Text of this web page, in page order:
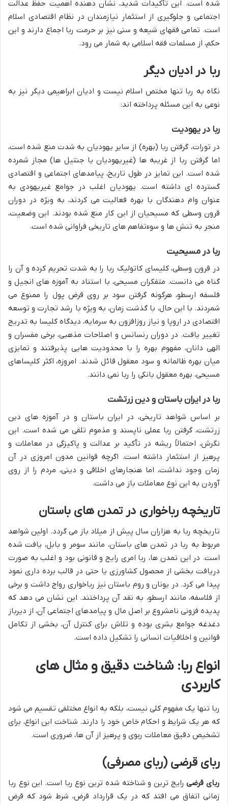
شده است. این تأکیدات شدید، نشان دهنده اهمیت حفظ عدالت
اجتماعی و جلوگیری از استثمار نیازمندان در نظام اقتصادی اسلام
است. تمامی فقهای شیعه و سنی نیز بر حرمت ربا اجماع دارند و این
حکم، از مسلمات فقه اسلامی به شمار می رود.
ربا در ادیان دیگر
نگاه به ربا تنها مختص اسلام نیست و ادیان ابراهیمی دیگر نیز به
نوعی به این مسئله پرداخته اند:
ربا در یهودیت
در تورات، گرفتن ربا (بهره) از سایر یهودیان به شدت منع شده است،
اما گرفتن ربا از غریبه ها (غیریهودیان یا جنتیل ها) مجاز شمرده
شده است. این تمایز در طول تاریخ، پیامدهای اجتماعی و اقتصادی
گسترده ای داشته است. یهودیان اغلب در جوامع غیریهودی به
عنوان وام دهندگان با بهره فعالیت می کردند، به ویژه در دوران
قرون وسطی که مسیحیان از این کار منع شده بودند. این وضعیت،
منجر به تنش ها و سوءتفاهم های تاریخی فراوانی شده است.
ربا در مسیحیت
در قرون وسطی، کلیسای کاتولیک ربا را به شدت تحریم کرده و آن را
گناه می دانست. متفکران مسیحی، با استناد به آموزه های انجیل و
فلسفه ارسطو، هرگونه گرفتن سود بر روی قرض پول را ممنوع می
شمردند. با این حال، با گذشت زمان، به ویژه با رشد تجارت و توسعه
اقتصادی در اروپا و نیاز روزافزون به سرمایه، دیدگاه کلیسا به تدریج
تغییر یافت. در دوران رنسانس و اصلاحات مذهبی، برخی مفسران و
الهی دانان، مفهوم بهره را با محدودیت هایی پذیرفتند و تمایزی
میان بهره ظالمانه و سود معقول قائل شدند. امروزه، اکثر کلیساهای
مسیحی، بهره معقول بانکی را ربا نمی دانند.
ربا در ایران باستان و دین زرتشت
بر اساس شواهد تاریخی، در ایران باستان و در آموزه های دین
زرتشت، گرفتن ربا عملی ناپسند و مذموم تلقی می شده است. این
نگرش، احتمالاً ریشه در تأکید بر عدالت و پاکیزگی در معاملات و
پرهیز از استثمار داشته است. اگرچه قوانین مدون امروزی در آن
زمان وجود نداشت، اما هنجارهای اخلاقی و دینی، مردم را از روی
آوردن به این نوع معاملات باز می داشت.
تاریخچه رباخواری در تمدن های باستان
تاریخچه ربا به هزاران سال پیش از میلاد باز می گردد. اولین شواهد
مربوط به ربا در تمدن های باستان، مانند سومر و بابل، یافت شده
است. در این تمدن ها، ربا امری رایج و قانونی بود و اغلب به صورت
دریافت بخشی از محصول کشاورزی یا حتی در قالب برده داری نمود
پیدا می کرد. در یونان و روم باستان نیز رباخواری رواج داشت و برخی
از فلاسفه، مانند ارسطو، به نقد آن پرداختند. این نشان می دهد که
پدیده فزونی نامشروع بر اصل مال و پیامدهای اجتماعی آن، از دیرباز
دغدغه جوامع بشری بوده و تلاش برای کنترل آن، بخشی از تکامل
قوانین و اخلاقیات انسانی را تشکیل داده است.
انواع ربا: شناخت دقیق و مثال های
کاربردی
ربا تنها یک مفهوم کلی نیست، بلکه به انواع مختلفی تقسیم می شود
که هر یک شرایط و احکام خاص خود را دارند. شناخت این انواع، برای
تشخیص دقیق معاملات ربوی و پرهیز از آن ها، ضروری است.
ربای قرضی (ربای مصرفی)
ربای قرضیرایج ترین و شناخته شده ترین نوع ربا است. این نوع ربا
زمانی اتفاق می افتد که در یک قرارداد قرض، شرط شود که قرض